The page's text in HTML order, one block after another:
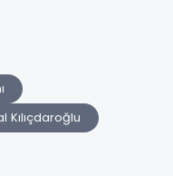
Kılıçdaroğlu